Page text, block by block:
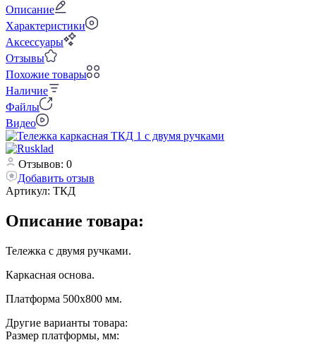
Описание
Характеристики
Аксессуары
Отзывы
Похожие товары
Наличие
Файлы
Видео
Отзывов: 0
Добавить отзыв
Артикул: ТКД
Описание товара:
Тележка с двумя ручками.
Каркасная основа.
Платформа 500х800 мм.
Другие варианты товара:
Размер платформы, мм: